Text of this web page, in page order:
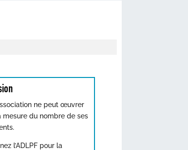
ne peut œuvrer
mesure du nombre de ses
l’ADLPF pour la